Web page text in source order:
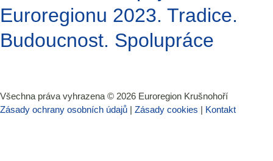
Euroregionu 2023. Tradice.
Budoucnost. Spolupráce
Všechna práva vyhrazena © 2026 Euroregion Krušnohoří
Zásady ochrany osobních údajů | Zásady cookies​ | Kontakt​